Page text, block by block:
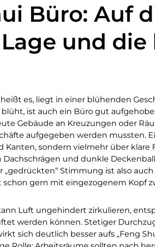
Büro: Auf
und
es, liegt in einer blühenden
ist auch ein Büro gut
Gebäude an Kreuzungen oder
aufgegeben werden mussten.
Kanten, sondern vielmehr über klare
Dachschrägen und dunkle
„gedrückten“ Stimmung ist also
schon gern mit eingezogenem Kopf
Luft ungehindert zirkulieren,
werden können. Stetiger
sich deutlich besser aufs „Feng